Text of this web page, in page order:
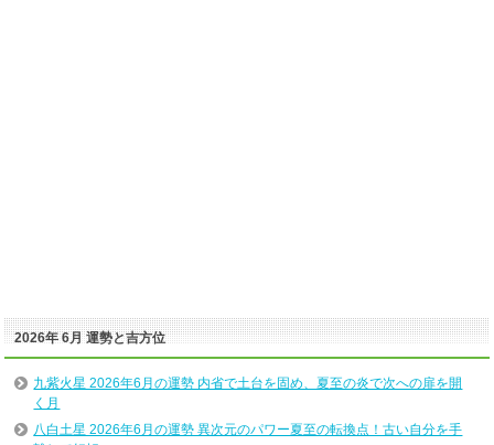
2026年 6月 運勢と吉方位
九紫火星 2026年6月の運勢 内省で土台を固め、夏至の炎で次への扉を開
く月
八白土星 2026年6月の運勢 異次元のパワー夏至の転換点！古い自分を手